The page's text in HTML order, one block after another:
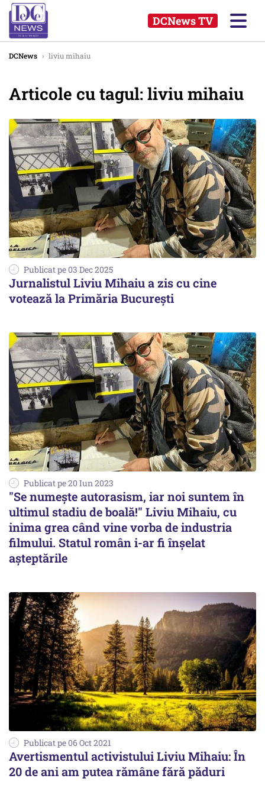
DCNews TV
DCNews › liviu mihaiu
Articole cu tagul: liviu mihaiu
Publicat pe 03 Dec 2025
Jurnalistul Liviu Mihaiu a zis cu cine
votează la Primăria București
Publicat pe 20 Iun 2023
"Se numește autorasism, iar noi suntem în
ultimul stadiu de boală!" Liviu Mihaiu, cu
inima grea când vine vorba de industria
filmului. Statul român i-ar fi înşelat
aşteptările
Publicat pe 06 Oct 2021
Avertismentul activistului Liviu Mihaiu: În
20 de ani am putea rămâne fără păduri